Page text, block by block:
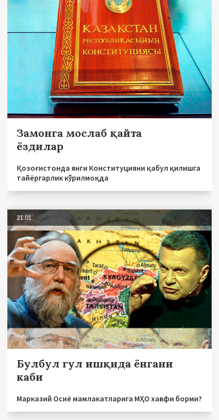
Замонга мослаб қайта
ёздилар
Қозоғистонда янги Конституцияни қабул қилишга
тайёргарлик кўрилмоқда
21.01
Булбул гул ишқида ёнгани
каби
Марказий Осиё мамлакатларига МҲО хавфи борми?